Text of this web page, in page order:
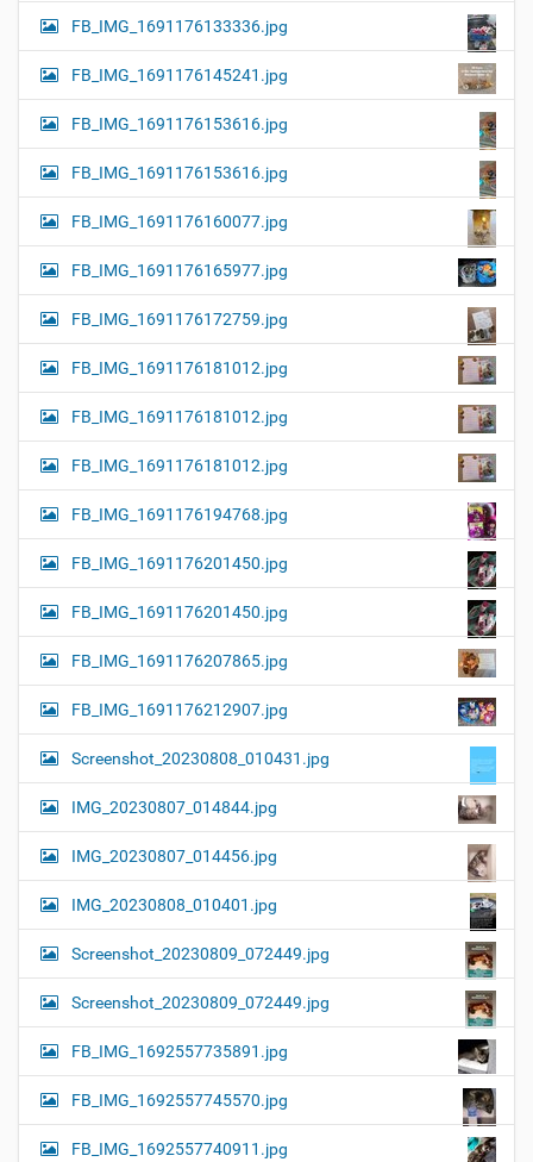
FB_IMG_1691176133336.jpg
FB_IMG_1691176145241.jpg
FB_IMG_1691176153616.jpg
FB_IMG_1691176153616.jpg
FB_IMG_1691176160077.jpg
FB_IMG_1691176165977.jpg
FB_IMG_1691176172759.jpg
FB_IMG_1691176181012.jpg
FB_IMG_1691176181012.jpg
FB_IMG_1691176181012.jpg
FB_IMG_1691176194768.jpg
FB_IMG_1691176201450.jpg
FB_IMG_1691176201450.jpg
FB_IMG_1691176207865.jpg
FB_IMG_1691176212907.jpg
Screenshot_20230808_010431.jpg
IMG_20230807_014844.jpg
IMG_20230807_014456.jpg
IMG_20230808_010401.jpg
Screenshot_20230809_072449.jpg
Screenshot_20230809_072449.jpg
FB_IMG_1692557735891.jpg
FB_IMG_1692557745570.jpg
FB_IMG_1692557740911.jpg